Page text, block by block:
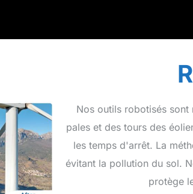
Nos outils robotisés
pales et des tours des
les temps d'arrêt. La
évitant la pollution du sol.
protège